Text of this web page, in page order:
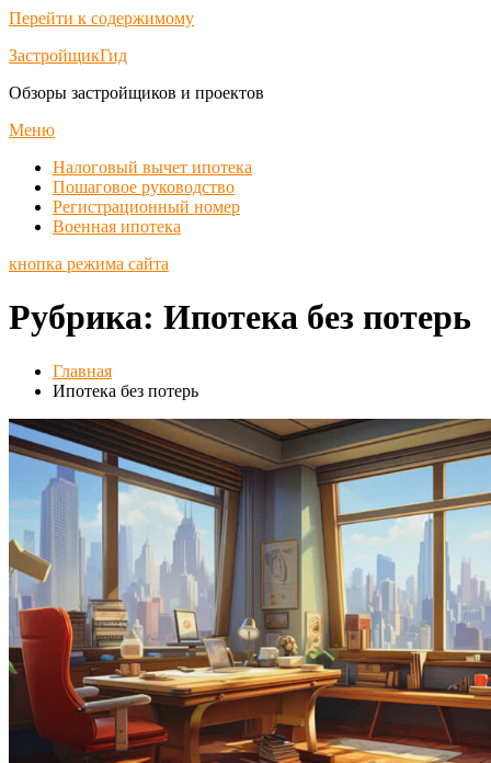
Перейти к содержимому
ЗастройщикГид
Обзоры застройщиков и проектов
Меню
Налоговый вычет ипотека
Пошаговое руководство
Регистрационный номер
Военная ипотека
кнопка режима сайта
Рубрика: Ипотека без потерь
Главная
Ипотека без потерь